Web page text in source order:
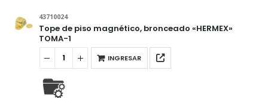
43710024
Tope de piso magnético, bronceado «HERMEX»
TOMA-1
INGRESAR